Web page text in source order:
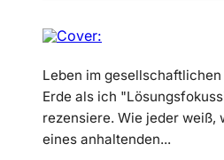
Leben im
Erde als ich
rezensiere. Wie jeder weiß,
eines anhaltenden...